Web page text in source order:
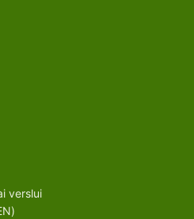
verslui